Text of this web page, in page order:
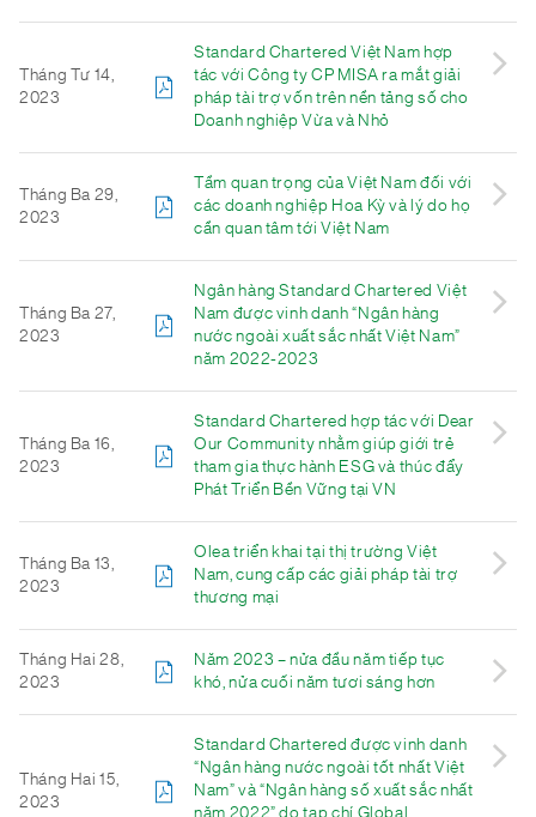
Tháng Tư 14,
2023
Standard Chartered Việt Nam hợp
tác với Công ty CP MISA ra mắt giải
pháp tài trợ vốn trên nền tảng số cho
Doanh nghiệp Vừa và Nhỏ
Tháng Ba 29,
2023
Tầm quan trọng của Việt Nam đối với
các doanh nghiệp Hoa Kỳ và lý do họ
cần quan tâm tới Việt Nam
Tháng Ba 27,
2023
Ngân hàng Standard Chartered Việt
Nam được vinh danh “Ngân hàng
nước ngoài xuất sắc nhất Việt Nam”
năm 2022-2023
Tháng Ba 16,
2023
Standard Chartered hợp tác với Dear
Our Community nhằm giúp giới trẻ
tham gia thực hành ESG và thúc đẩy
Phát Triển Bền Vững tại VN
Tháng Ba 13,
2023
Olea triển khai tại thị trường Việt
Nam, cung cấp các giải pháp tài trợ
thương mại
Tháng Hai 28,
2023
Năm 2023 – nửa đầu năm tiếp tục
khó, nửa cuối năm tươi sáng hơn
Tháng Hai 15,
2023
Standard Chartered được vinh danh
“Ngân hàng nước ngoài tốt nhất Việt
Nam” và “Ngân hàng số xuất sắc nhất
năm 2022” do tạp chí Global